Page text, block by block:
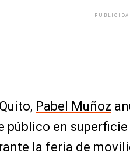
Pabel Muñoz
público en
la feria de